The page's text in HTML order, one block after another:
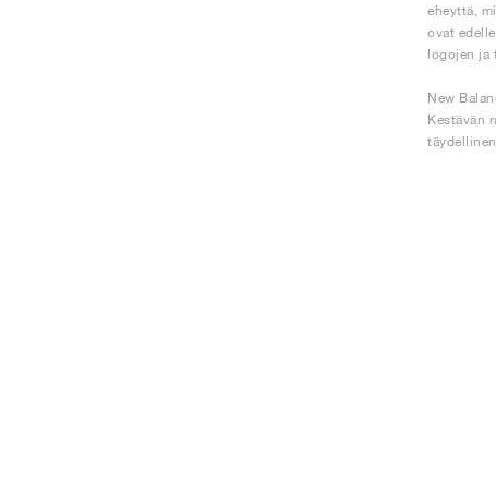
eheyttä,
ovat
logojen ja
New
Kestävän